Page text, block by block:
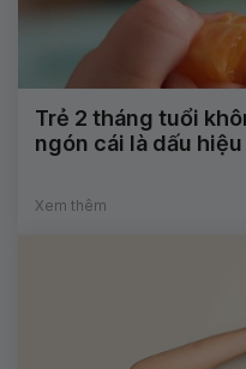
Trẻ 2 tháng tuổi
ngón cái là dấu
Xem thêm